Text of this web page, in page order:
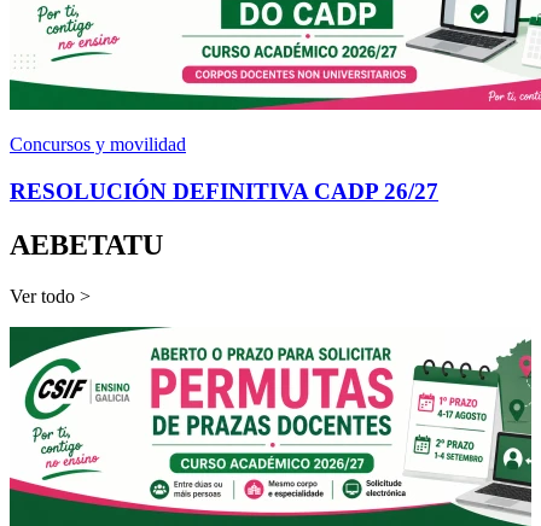
Concursos y movilidad
RESOLUCIÓN DEFINITIVA CADP 26/27
AEBETATU
Ver todo >